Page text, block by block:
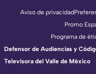
Aviso de privacidad
Promo
Programa de
Defensor de Audiencias y
Televisora del Valle de México